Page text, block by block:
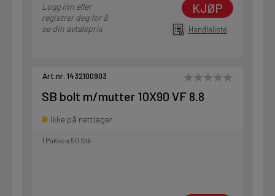
Logg inn eller
registrer deg for å
se din avtalepris
KJØP
Handleliste
Art.nr. 1432100903
SB bolt m/mutter 10X90 VF 8.8
Ikke på nettlager
1 Pakke a 50 Stk